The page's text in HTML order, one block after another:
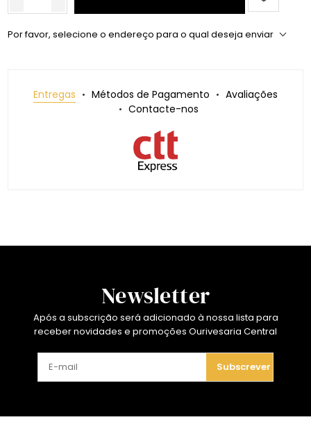
Por favor, selecione o endereço para o qual deseja enviar
Entregas Métodos de Pagamento
Avaliações
Contacte-nos
Newsletter
Após a subscrição será adicionado à nossa lista para
receber novidades e promoções Ourivesaria Central
Subscrever